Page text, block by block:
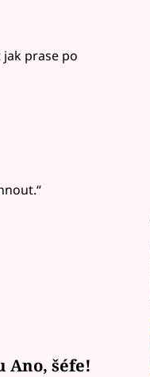
prase po
Ano, šéfe!